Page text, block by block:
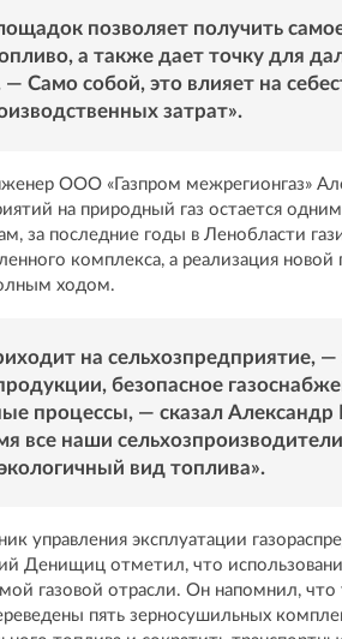
позволяет получить
а также дает точку для
Само собой, это влияет на
затрат».
ООО «Газпром межрегионгаз»
на природный газ остается
за последние годы в Ленобласти
комплекса, а реализация
ходом.
на сельхозпредприятие,
безопасное
процессы, — сказал
все наши
вид топлива».
управления эксплуатации
Денищиц отметил, что
газовой отрасли. Он напомнил,
пять зерносушильных